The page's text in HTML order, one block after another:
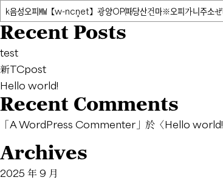
關
鍵
字:
Recent Posts
test
新TCpost
Hello world!
Recent Comments
「A WordPress Commenter 」於〈Hello world!
Archives
2025 年 9 月